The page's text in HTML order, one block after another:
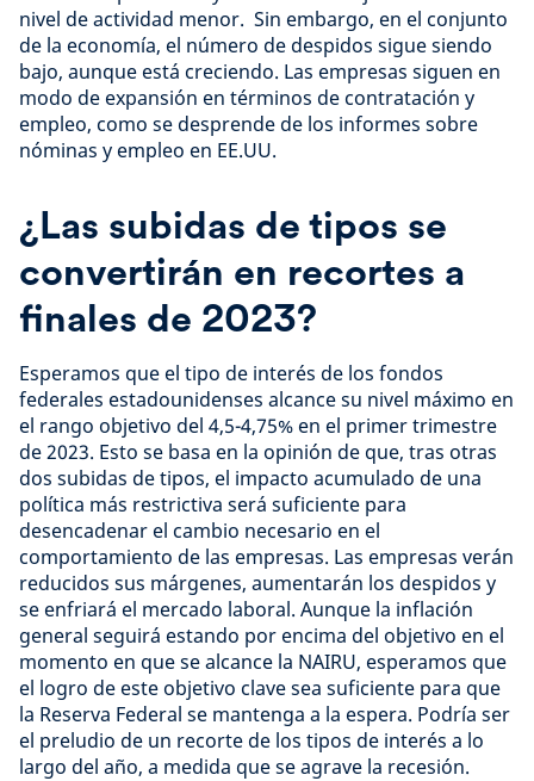
nivel de actividad menor. Sin embargo, en el conjunto
de la economía, el número de despidos sigue siendo
bajo, aunque está creciendo. Las empresas siguen en
modo de expansión en términos de contratación y
empleo, como se desprende de los informes sobre
nóminas y empleo en EE.UU.
¿Las subidas de tipos se
convertirán en recortes a
finales de 2023?
Esperamos que el tipo de interés de los fondos
federales estadounidenses alcance su nivel máximo en
el rango objetivo del 4,5-4,75% en el primer trimestre
de 2023. Esto se basa en la opinión de que, tras otras
dos subidas de tipos, el impacto acumulado de una
política más restrictiva será suficiente para
desencadenar el cambio necesario en el
comportamiento de las empresas. Las empresas verán
reducidos sus márgenes, aumentarán los despidos y
se enfriará el mercado laboral. Aunque la inflación
general seguirá estando por encima del objetivo en el
momento en que se alcance la NAIRU, esperamos que
el logro de este objetivo clave sea suficiente para que
la Reserva Federal se mantenga a la espera. Podría ser
el preludio de un recorte de los tipos de interés a lo
largo del año, a medida que se agrave la recesión.